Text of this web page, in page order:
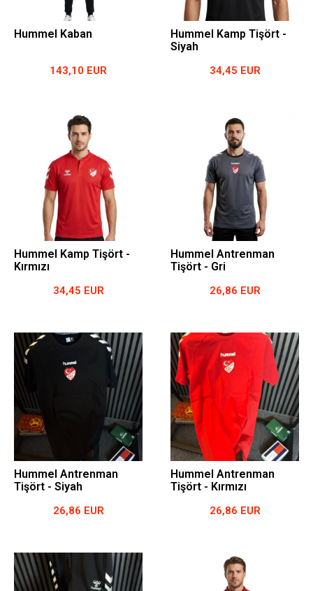
Hummel Kaban
143,10 EUR
Hummel Kamp Tişört -
Siyah
34,45 EUR
Hummel Kamp Tişört -
Kırmızı
34,45 EUR
Hummel Antrenman
Tişört - Gri
26,86 EUR
Hummel Antrenman
Tişört - Siyah
26,86 EUR
Hummel Antrenman
Tişört - Kırmızı
26,86 EUR